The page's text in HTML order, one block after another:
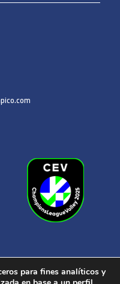
para fines analíticos y